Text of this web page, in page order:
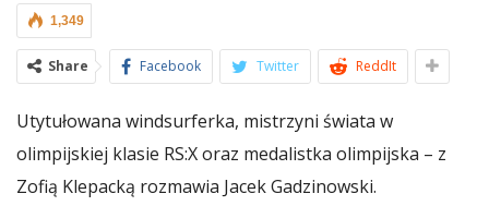
1,349
Share Facebook Twitter ReddIt
Utytułowana windsurferka, mistrzyni świata w
olimpijskiej klasie RS:X oraz medalistka olimpijska – z
Zofią Klepacką rozmawia Jacek Gadzinowski.